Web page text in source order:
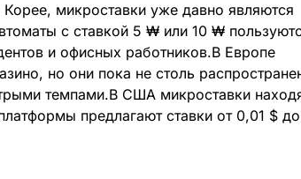
микроставки уже давно являются
с ставкой 5 ₩ или 10 ₩
и офисных работников.В Европе
но они пока не столь
темпами.В США микроставки
предлагают ставки от 0,01 $